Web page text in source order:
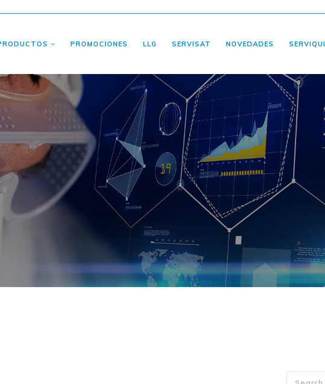
PROMOCIONES LLG SERVISAT NOVEDADES